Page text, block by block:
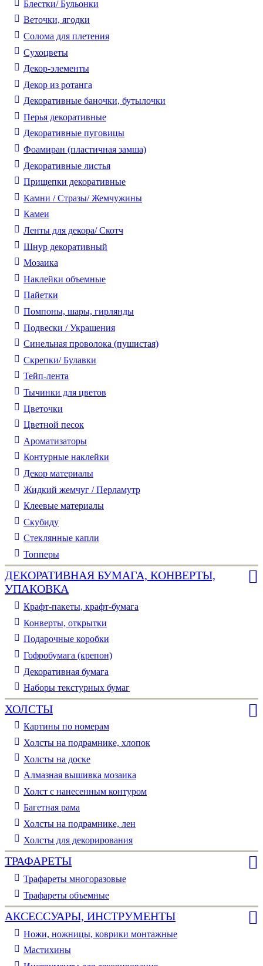
Блестки/ Бульонки
Веточки, ягодки
Солома для плетения
Cухоцветы
Декор-элементы
Декор из ротанга
Декоративные баночки, бутылочки
Перья декоративные
Декоративные пуговицы
Фоамиран (пластичная замша)
Декоративные листья
Прищепки декоративные
Камни / Cтразы/ Жемчужины
Камеи
Ленты для декора/ Скотч
Шнур декоративный
Мозаика
Наклейки объемные
Пайетки
Помпоны, шары, гирлянды
Подвески / Украшения
Синельная проволока (пушистая)
Скрепки/ Булавки
Тейп-лента
Тычинки для цветов
Цветочки
Цветной песок
Ароматизаторы
Контурные наклейки
Декор материалы
Жидкий жемчуг / Перламутр
Клеевые материалы
Скубиду
Стеклянные капли
Топперы
ДЕКОРАТИВНАЯ БУМАГА, КОНВЕРТЫ,
УПАКОВКА
Крафт-пакеты, крафт-бумага
Конверты, открытки
Подарочные коробки
Гофробумага (крепон)
Декоративная бумага
Наборы текстурных бумаг
ХОЛСТЫ
Картины по номерам
Холсты на подрамнике, хлопок
Холсты на доске
Алмазная вышивка мозаика
Холст с нанесенным контуром
Багетная рама
Холсты на подрамнике, лен
Холсты для декорирования
ТРАФАРЕТЫ
Трафареты многоразовые
Трафареты объемные
АКСЕССУАРЫ, ИНСТРУМЕНТЫ
Ножи, ножницы, коврики монтажные
Мастихины